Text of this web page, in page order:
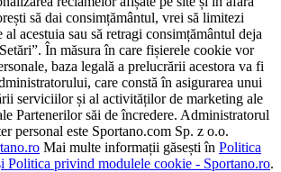
să dai consimțământul, vrei să limitezi
acestuia sau să retragi consimțământul deja
În măsura în care fișierele cookie vor
baza legală a prelucrării acestora va fi
care constă în asigurarea unui
serviciilor și al activităților de marketing ale
Partenerilor săi de încredere. Administratorul
personal este Sportano.com Sp. z o.o.
Mai multe informații găsești în Politica
Politica privind modulele cookie - Sportano.ro.